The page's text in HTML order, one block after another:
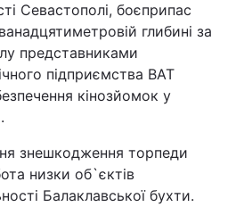
Севастополі, боєприпас
глибині за
представниками
підприємства ВАТ
кінозйомок у
знешкодження торпеди
низки об`єктів
Балаклавської бухти.